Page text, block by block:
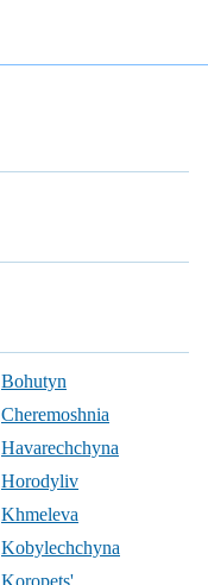
Bohutyn
Cheremoshnia
Havarechchyna
Horodyliv
Khmeleva
Kobylechchyna
Koropets'